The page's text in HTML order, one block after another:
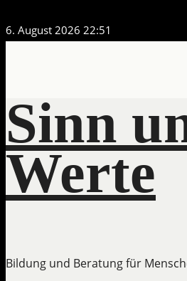
Zum
6. August 2026 22:51
Sinn
Werte
Bildung und Beratung für